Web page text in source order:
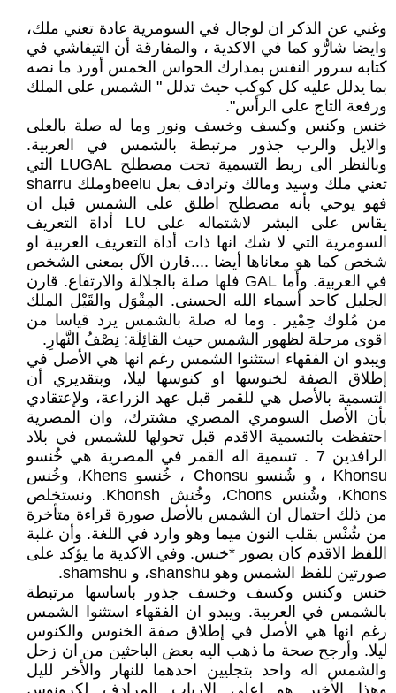
وغني عن الذكر ان لوجال في السومرية عادة تعني ملك،
وايضا شارُّو كما في الاكدية ، والمفارقة أن التيفاشي في
كتابه سرور النفس بمدارك الحواس الخمس أورد ما نصه
بما يدلل عليه كل كوكب حيث تدلل " الشمس على الملك
ورفعة التاج على الرأس".
خنس وكنس وكسف وخسف ونور وما له صلة بالعلى
والايل والرب جذور مرتبطة بالشمس في العربية.
وبالنظر الى ربط التسمية تحت مصطلح LUGAL التي
تعني ملك وسيد ومالك وترادف بعل beeluوملك sharru
فهو يوحي بأنه مصطلح اطلق على الشمس قبل ان
يقاس على البشر لاشتماله على LU أداة التعريف
السومرية التي لا شك انها ذات أداة التعريف العربية او
شخص كما هو معاناها أيضا ....قارن الآل بمعنى الشخص
في العربية. وأما GAL فلها صلة بالجلالة والارتفاع. قارن
الجليل كاحد أسماء الله الحسنى. المِقْوَل والقَيْل الملك
من مُلوك حِمْير . وما له صلة بالشمس يرد قياسا من
اقوى مرحلة لظهور الشمس حيث القائِلَة: نِصْفُ النَّهارِ.
ويبدو ان الفقهاء استثنوا الشمس رغم انها هي الأصل في
إطلاق الصفة لخنوسها او كنوسها ليلا، وبتقديري أن
التسمية بالأصل هي للقمر قبل عهد الزراعة، ولإعتقادي
بأن الأصل السومري المصري مشترك، وان المصرية
احتفظت بالتسمية الاقدم قبل تحولها للشمس في بلاد
الرافدين 7 . تسمية اله القمر في المصرية هي خُنسو
Khonsu ، و شُنسو Chonsu ، خُنسو Khens، وخُنس
Khons، وشُنس Chons، وخُنش Khonsh. ونستخلص
من ذلك احتمال ان الشمس بالأصل صورة قراءة متأخرة
من شُنْس بقلب النون ميما وهو وارد في اللغة. وأن غلبة
اللفظ الاقدم كان بصور *خنس. وفي الاكدية ما يؤكد على
صورتين للفظ الشمس وهو shanshu، و shamshu.
خنس وكنس وكسف وخسف جذور باساسها مرتبطة
بالشمس في العربية. ويبدو ان الفقهاء استثنوا الشمس
رغم انها هي الأصل في إطلاق صفة الخنوس والكنوس
ليلا. وأرجح صحة ما ذهب اليه بعض الباحثين من ان زحل
والشمس اله واحد بتجليين احدهما للنهار والأخر لليل